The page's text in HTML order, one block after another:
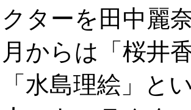
クターを田中麗
月からは「桜井
「水島理絵」と